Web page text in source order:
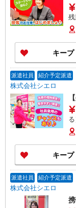
残
+
万円
ィブ
有
キープ
派遣社員 紹介予定派遣
株式会社シエロ
○
給(規定有
給
キープ
派遣社員 紹介予定派遣
株式会社シエロ